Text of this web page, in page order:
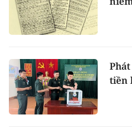
tiền